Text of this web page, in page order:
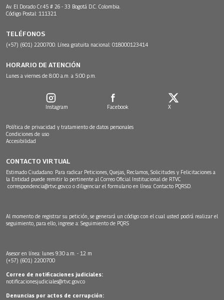
Av. El Dorado Cr.45 # 26 - 33 Bogotá D.C. Colombia.
Código Postal: 111321
TELÉFONOS
(+57) (601) 2200700. Línea gratuita nacional: 018000123414
HORARIO DE ATENCIÓN
Lunes a viernes de 8:00 a.m. a 5:00 p.m.
Instagram Facebook X
Política de privacidad y tratamiento de datos personales
Condiciones de uso
Accesibilidad
CONTACTO VIRTUAL
Estimado Ciudadano: Para radicar Peticiones, Quejas, Reclamos, Solicitudes y Felicitaciones a
la Entidad puede remitir lo pertinente al Correo Oficial Institucional de RTVC
correspondencia@rtvc.gov.co o diligenciar el formulario en línea: Contacto PQRSD.
Al momento de registrar su petición, se generará un código con el cual usted podrá realizar el
seguimiento, para ello, ingrese a: Seguimiento de PQRS
Asesor en línea: lunes 9:30 a.m. - 12 m
(+57) (601) 2200700
Correo de notificaciones judiciales:
notificacionesjudiciales@rtvc.gov.co
Denuncias por actos de corrupción: